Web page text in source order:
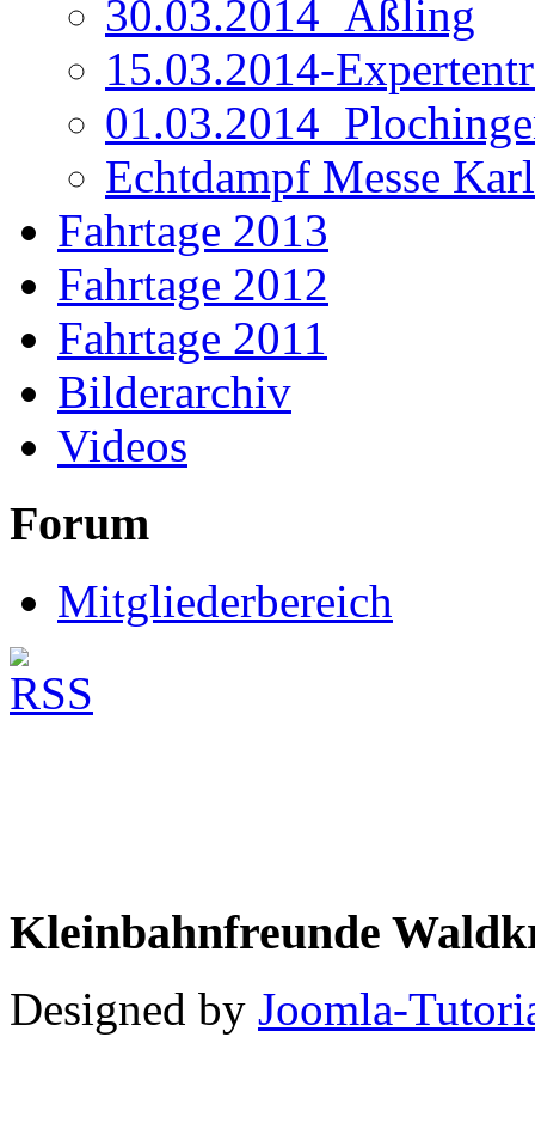
30.03.2014_Aßling
15.03.2014-
Echtdampf Messe
Fahrtage 2013
Fahrtage 2012
Fahrtage 2011
Bilderarchiv
Videos
Forum
Mitgliederbereich
Kleinbahnfreunde
Designed by Joomla-